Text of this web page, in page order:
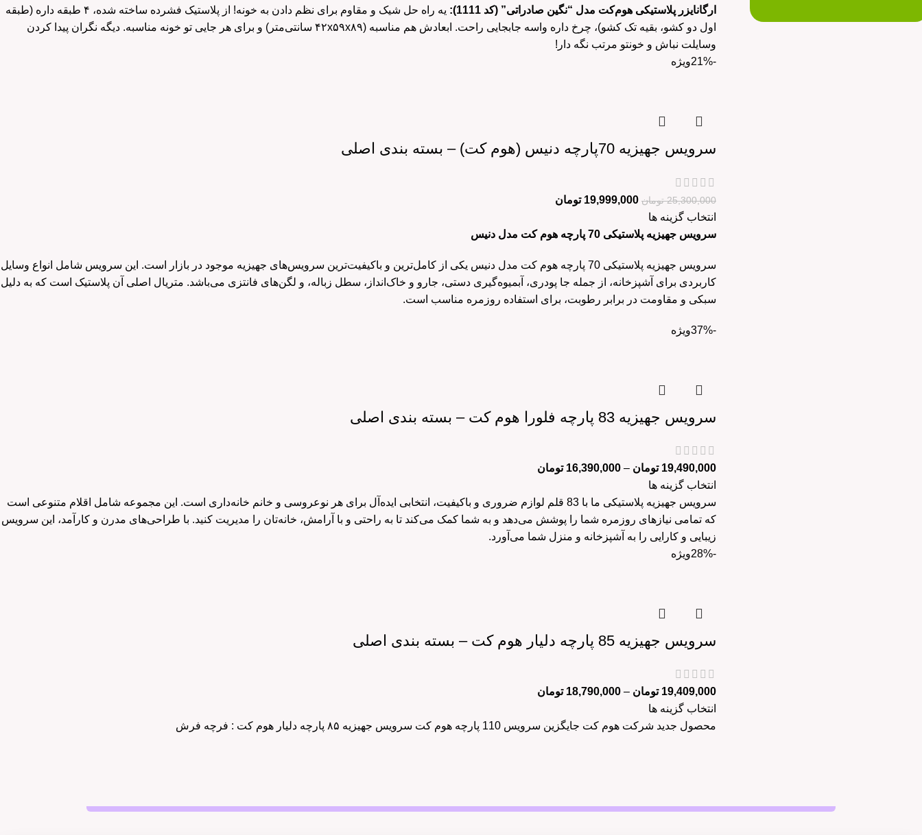
ارگانایزر پلاستیکی هوم‌کت مدل “نگین صادراتی” (کد 1111):
یه راه حل شیک و مقاوم برای نظم دادن به خونه! از پلاستیک فشرده ساخته شده، ۴ طبقه داره (طبقه
اول دو کشو، بقیه تک کشو)، چرخ داره واسه جابجایی راحت. ابعادش هم مناسبه (۴۲x۵۹x۸۹ سانتی‌متر) و برای هر جایی تو خونه مناسبه. دیگه نگران پیدا کردن
وسایلت نباش و خونتو مرتب نگه دار!
-21%
ویژه
سرویس جهیزیه 70پارچه دنیس (هوم کت) – بسته بندی اصلی
25,300,000 تومان 19,999,000 تومان
انتخاب گزینه ها
سرویس جهیزیه پلاستیکی 70 پارچه هوم کت مدل دنیس
سرویس جهیزیه پلاستیکی 70 پارچه هوم کت مدل دنیس یکی از کامل‌ترین و باکیفیت‌ترین سرویس‌های جهیزیه موجود در بازار است. این سرویس شامل انواع وسایل
کاربردی برای آشپزخانه، از جمله جا پودری، آبمیوه‌گیری دستی، جارو و خاک‌انداز، سطل زباله، و لگن‌های فانتزی می‌باشد. متریال اصلی آن پلاستیک است که به دلیل
سبکی و مقاومت در برابر رطوبت، برای استفاده روزمره مناسب است.
-37% ویژه
سرویس جهیزیه 83 پارچه فلورا هوم کت – بسته بندی اصلی
19,490,000 تومان –
16,390,000 تومان
انتخاب گزینه ها
سرویس جهیزیه پلاستیکی ما با 83 قلم لوازم ضروری و باکیفیت، انتخابی ایده‌آل برای هر نوعروسی و خانم خانه‌داری است. این مجموعه شامل اقلام متنوعی است
که تمامی نیازهای روزمره شما را پوشش می‌دهد و به شما کمک می‌کند تا به راحتی و با آرامش، خانه‌تان را مدیریت کنید. با طراحی‌های مدرن و کارآمد، این سرویس
زیبایی و کارایی را به آشپزخانه و منزل شما می‌آورد.
-28%
ویژه
سرویس جهیزیه 85 پارچه دلیار هوم کت – بسته بندی اصلی
19,409,000 تومان –
18,790,000 تومان
انتخاب گزینه ها
محصول جدید شرکت هوم کت جایگزین سرویس 110 پارچه هوم کت سرویس جهیزیه ۸۵ پارچه دلیار هوم کت : فرچه فرش